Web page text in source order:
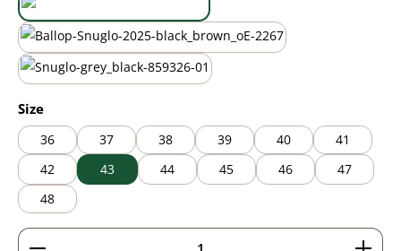
all-black
black/brown
Select
Size
36 37 38 39 40
41
42
43 44 45 46
47
48
Product Quantity: Enter the desired amount or